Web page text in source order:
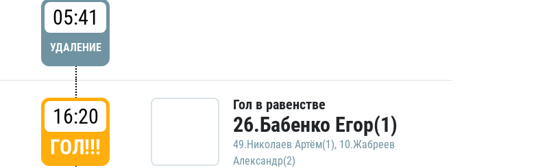
05:41
УДАЛЕНИЕ
16:20
ГОЛ!!!
Гол в равенстве
26.Бабенко Егор(1)
49.Николаев Артём(1), 10.Жабреев
Александр(2)